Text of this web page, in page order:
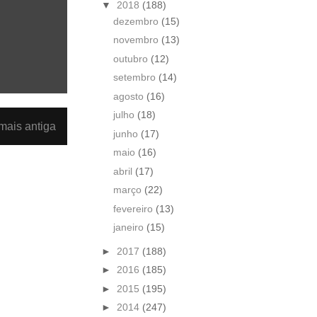
antiga
▼ 2018 (188)
dezembro (15)
novembro (13)
outubro (12)
setembro (14)
agosto (16)
julho (18)
junho (17)
maio (16)
abril (17)
março (22)
fevereiro (13)
janeiro (15)
► 2017 (188)
► 2016 (185)
► 2015 (195)
► 2014 (247)